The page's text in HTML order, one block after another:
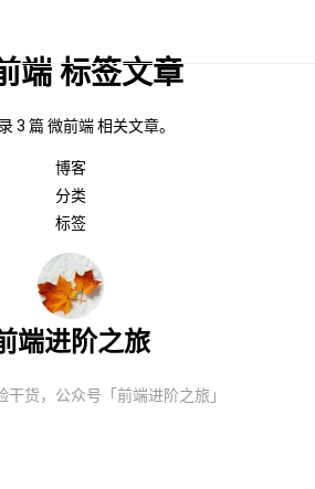
端 标签文章
3 篇 微前端 相关文章。
博客
分类
标签
端进阶之旅
干货，公众号「前端进阶之旅」